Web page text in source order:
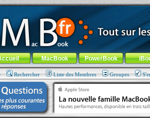
Apple... 100% nomade !
-Aller au menu général-Aller au menu de
général MacBook PowerBook
Rechercher Liste des Membres Groupes